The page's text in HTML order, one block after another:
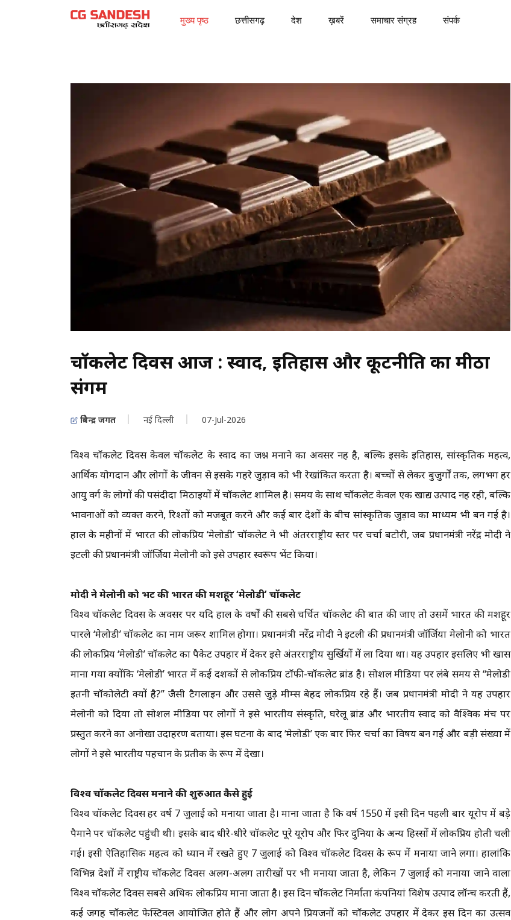
मुख्य पृष्ठ छत्तीसगढ़ देश ख़बरें समाचार संग्रह संपर्क
चॉकलेट दिवस आज : स्वाद, इतिहास और कूटनीति का मीठा
संगम
त्रिवेन्द्र जगत नई दिल्ली 07-Jul-2026
विश्व चॉकलेट दिवस केवल चॉकलेट के स्वाद का जश्न मनाने का अवसर नहीं है, बल्कि इसके इतिहास, सांस्कृतिक महत्व,
आर्थिक योगदान और लोगों के जीवन से इसके गहरे जुड़ाव को भी रेखांकित करता है। बच्चों से लेकर बुजुर्गों तक, लगभग हर
आयु वर्ग के लोगों की पसंदीदा मिठाइयों में चॉकलेट शामिल है। समय के साथ चॉकलेट केवल एक खाद्य उत्पाद नहीं रही, बल्कि
भावनाओं को व्यक्त करने, रिश्तों को मजबूत करने और कई बार देशों के बीच सांस्कृतिक जुड़ाव का माध्यम भी बन गई है।
हाल के महीनों में भारत की लोकप्रिय ‘मेलोडी’ चॉकलेट ने भी अंतरराष्ट्रीय स्तर पर चर्चा बटोरी, जब प्रधानमंत्री नरेंद्र मोदी ने
इटली की प्रधानमंत्री जॉर्जिया मेलोनी को इसे उपहार स्वरूप भेंट किया।
मोदी ने मेलोनी को भेंट की भारत की मशहूर ‘मेलोडी’ चॉकलेट
विश्व चॉकलेट दिवस के अवसर पर यदि हाल के वर्षों की सबसे चर्चित चॉकलेट की बात की जाए तो उसमें भारत की मशहूर
पारले ‘मेलोडी’ चॉकलेट का नाम जरूर शामिल होगा। प्रधानमंत्री नरेंद्र मोदी ने इटली की प्रधानमंत्री जॉर्जिया मेलोनी को भारत
की लोकप्रिय ‘मेलोडी’ चॉकलेट का पैकेट उपहार में देकर इसे अंतरराष्ट्रीय सुर्खियों में ला दिया था। यह उपहार इसलिए भी खास
माना गया क्योंकि ‘मेलोडी’ भारत में कई दशकों से लोकप्रिय टॉफी-चॉकलेट ब्रांड है। सोशल मीडिया पर लंबे समय से “मेलोडी
इतनी चॉकोलेटी क्यों है?” जैसी टैगलाइन और उससे जुड़े मीम्स बेहद लोकप्रिय रहे हैं। जब प्रधानमंत्री मोदी ने यह उपहार
मेलोनी को दिया तो सोशल मीडिया पर लोगों ने इसे भारतीय संस्कृति, घरेलू ब्रांड और भारतीय स्वाद को वैश्विक मंच पर
प्रस्तुत करने का अनोखा उदाहरण बताया। इस घटना के बाद ‘मेलोडी’ एक बार फिर चर्चा का विषय बन गई और बड़ी संख्या में
लोगों ने इसे भारतीय पहचान के प्रतीक के रूप में देखा।
विश्व चॉकलेट दिवस मनाने की शुरुआत कैसे हुई
विश्व चॉकलेट दिवस हर वर्ष 7 जुलाई को मनाया जाता है। माना जाता है कि वर्ष 1550 में इसी दिन पहली बार यूरोप में बड़े
पैमाने पर चॉकलेट पहुंची थी। इसके बाद धीरे-धीरे चॉकलेट पूरे यूरोप और फिर दुनिया के अन्य हिस्सों में लोकप्रिय होती चली
गई। इसी ऐतिहासिक महत्व को ध्यान में रखते हुए 7 जुलाई को विश्व चॉकलेट दिवस के रूप में मनाया जाने लगा। हालांकि
विभिन्न देशों में राष्ट्रीय चॉकलेट दिवस अलग-अलग तारीखों पर भी मनाया जाता है, लेकिन 7 जुलाई को मनाया जाने वाला
विश्व चॉकलेट दिवस सबसे अधिक लोकप्रिय माना जाता है। इस दिन चॉकलेट निर्माता कंपनियां विशेष उत्पाद लॉन्च करती हैं,
कई जगह चॉकलेट फेस्टिवल आयोजित होते हैं और लोग अपने प्रियजनों को चॉकलेट उपहार में देकर इस दिन का उत्सव